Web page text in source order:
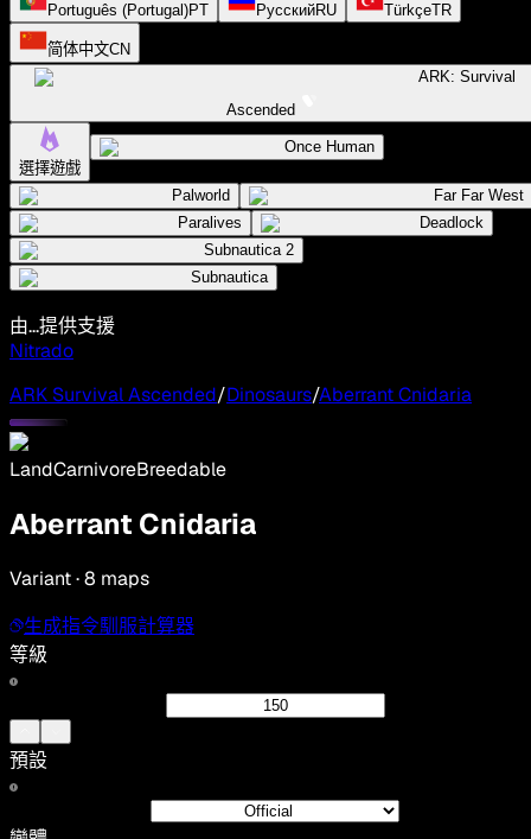
Português (Portugal)PT РусскийRU TürkçeTR
简体中文CN
ARK: Survival
Ascended
選擇遊戲
Once Human
Palworld
Far Far West
Paralives
Deadlock
Subnautica 2
Subnautica
由...提供支援
Nitrado
ARK Survival Ascended/Dinosaurs/Aberrant Cnidaria
LandCarnivoreBreedable
Aberrant Cnidaria
Variant · 8 maps
生成指令馴服計算器
等級
預設